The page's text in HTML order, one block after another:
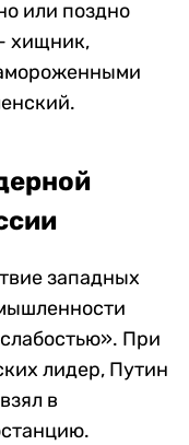
или поздно
хищник,
западных
При
лидер, Путин
в